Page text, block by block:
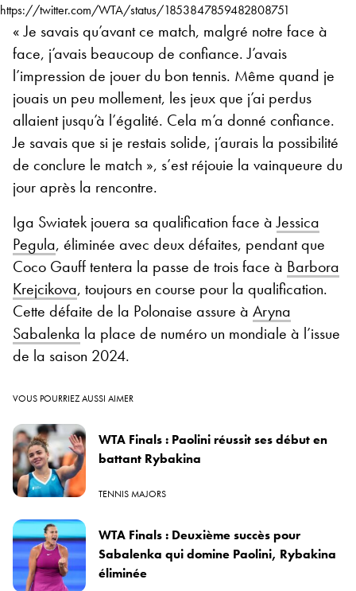
https://twitter.com/WTA/status/1853847859482808751
« Je savais qu’avant ce match, malgré notre face à
face, j’avais beaucoup de confiance. J’avais
l’impression de jouer du bon tennis. Même quand je
jouais un peu mollement, les jeux que j’ai perdus
allaient jusqu’à l’égalité. Cela m’a donné confiance.
Je savais que si je restais solide, j’aurais la possibilité
de conclure le match », s’est réjouie la vainqueure du
jour après la rencontre.
Iga Swiatek jouera sa qualification face àJessica
Pegula, éliminée avec deux défaites, pendant que
Coco Gauff tentera la passe de trois face à Barbora
Krejcikova, toujours en course pour la qualification.
Cette défaite de la Polonaise assure à Aryna
Sabalenka la place de numéro un mondiale à l’issue
de la saison 2024.
VOUS POURRIEZ AUSSI AIMER
WTA Finals : Paolini réussit ses début en
battant Rybakina
TENNIS MAJORS
WTA Finals : Deuxième succès pour
Sabalenka qui domine Paolini, Rybakina
éliminée